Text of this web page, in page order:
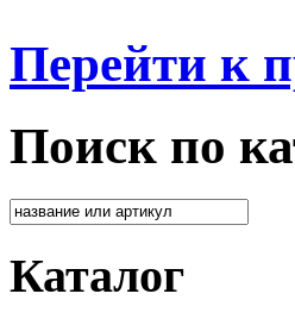
Перейти к
Поиск по
Каталог